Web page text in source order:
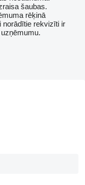
šaubas.
rēķinā
norādītie rekvizīti ir